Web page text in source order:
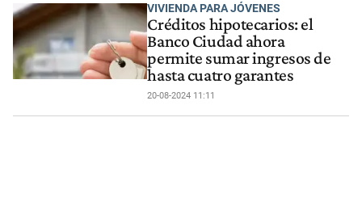
VIVIENDA PARA JÓVENES
Créditos hipotecarios: el
Banco Ciudad ahora
permite sumar ingresos de
hasta cuatro garantes
20-08-2024 11:11